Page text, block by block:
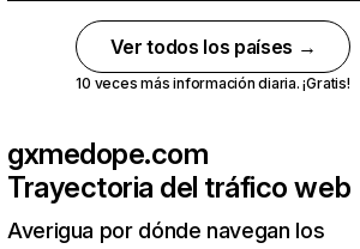
Ver todos los países →
10 veces más información diaria. ¡Gratis!
gxmedope.com
Trayectoria del tráfico web
Averigua por dónde navegan los